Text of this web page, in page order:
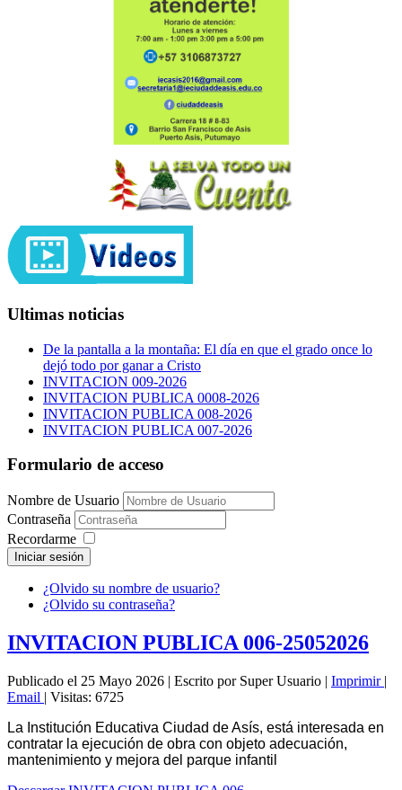
Ultimas noticias
De la pantalla a la montaña: El día en que el grado once lo
dejó todo por ganar a Cristo
INVITACION 009-2026
INVITACION PUBLICA 0008-2026
INVITACION PUBLICA 008-2026
INVITACION PUBLICA 007-2026
Formulario de acceso
Nombre de Usuario
Contraseña
Recordarme
Iniciar sesión
¿Olvido su nombre de usuario?
¿Olvido su contraseña?
INVITACION PUBLICA 006-25052026
Publicado el 25 Mayo 2026 | Escrito por Super Usuario | Imprimir |
Email | Visitas: 6725
La Institución Educativa Ciudad de Asís, está interesada en
contratar la ejecución de obra con objeto adecuación,
mantenimiento y mejora del parque infantil